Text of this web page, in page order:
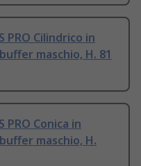
Cilindrico in
maschio, H. 81
Conica in
maschio, H.